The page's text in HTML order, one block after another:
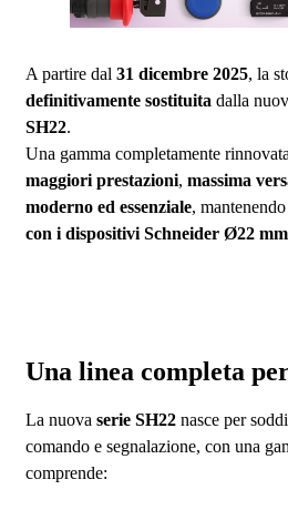
A partire dal 31 dicembre 2025, la
definitivamente sostituita dalla
SH22.
Una gamma completamente
maggiori prestazioni, massima
moderno ed essenziale,
con i dispositivi Schneider Ø22 mm
Una linea completa
La nuova serie SH22 nasce per
comando e segnalazione, con una
comprende: